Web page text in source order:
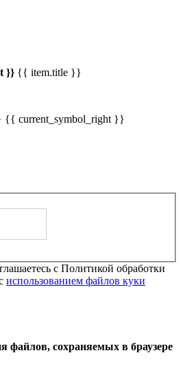
}} {{ item.title }}
{{ current_symbol_right }}
с Политикой обработки
использованием файлов куки
файлов, сохраняемых в браузере